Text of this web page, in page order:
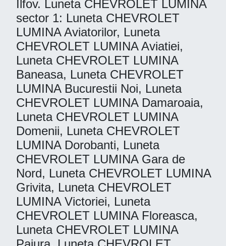
Ilfov. Luneta CHEVROLET LUMINA
sector 1: Luneta CHEVROLET
LUMINA Aviatorilor, Luneta
CHEVROLET LUMINA Aviatiei,
Luneta CHEVROLET LUMINA
Baneasa, Luneta CHEVROLET
LUMINA Bucurestii Noi, Luneta
CHEVROLET LUMINA Damaroaia,
Luneta CHEVROLET LUMINA
Domenii, Luneta CHEVROLET
LUMINA Dorobanti, Luneta
CHEVROLET LUMINA Gara de
Nord, Luneta CHEVROLET LUMINA
Grivita, Luneta CHEVROLET
LUMINA Victoriei, Luneta
CHEVROLET LUMINA Floreasca,
Luneta CHEVROLET LUMINA